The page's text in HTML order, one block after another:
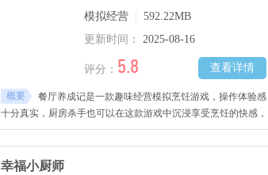
模拟经营
592.22MB
更新时间：
2025-08-16
查看详情
评分： 5.8
概要
餐厅养成记是一款趣味经营模拟烹饪游戏，操作体验感
十分真实，厨房杀手也可以在这款游戏中沉浸享受烹饪的快感，
将经营赚钱与烹饪结合，玩家可以成为老板自由装修设计你的店
铺与餐厅，制定更多营销活动吸引顾客前来，成为大厨，根据不
同的食材与顾客的需求去进行烹饪，制作出美味佳肴，获取所有
幸福小厨师